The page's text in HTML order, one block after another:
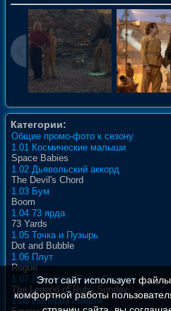
Категории:
Общие промо-фото к сезону
1.01 Космические малыши
Space Babies
1.02 Дьявольский аккорд
The Devil's Chord
1.03 Бум
Boom
1.04 73 ярда
73 Yards
1.05 Точка и Пузырь
Dot and Bubble
1.06 Плут
Rogue
1.07 Легенда о Руби Сандей
The Legend of Ruby Sunday
1.08 Империя смерти
Этот сайт использует
комфортной работы